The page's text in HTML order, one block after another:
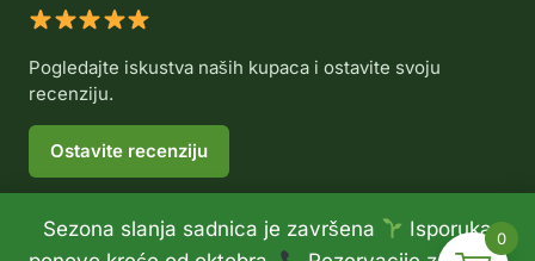
Sezona slanja sadnica je završena
Isporuka
Pogledajte iskustva naših kupaca i ostavite svoju
recenziju.
Ostavite recenziju
0